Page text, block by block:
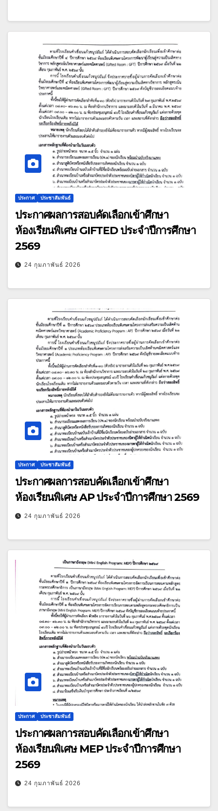
ประกาศ ประชาสัมพันธ์
ประกาศผลการสอบคัดเลือกเข้าศึกษา
ห้องเรียนพิเศษ GIFTED ประจำปีการศึกษา
2569
24 กุมภาพันธ์ 2026
ประกาศ ประชาสัมพันธ์
ประกาศผลการสอบคัดเลือกเข้าศึกษา
ห้องเรียนพิเศษ AP ประจำปีการศึกษา 2569
24 กุมภาพันธ์ 2026
ประกาศ ประชาสัมพันธ์
ประกาศผลการสอบคัดเลือกเข้าศึกษา
ห้องเรียนพิเศษ MEP ประจำปีการศึกษา
2569
24 กุมภาพันธ์ 2026